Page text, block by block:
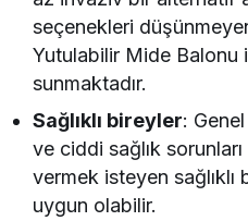
seçenekleri
Yutulabilir Mide Balonu
sunmaktadır.
Sağlıklı bireyler:
ve ciddi sağlık
vermek isteyen
uygun olabilir.